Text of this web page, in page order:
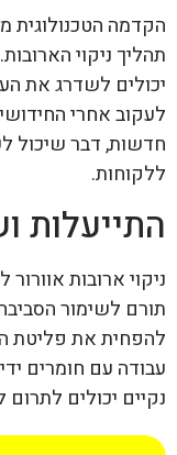
הקדמה
תהליך ניקוי
יכולים לשדרג את
לעקוב אחרי
חדשות, דבר שיכול
ללקוחות.
התייעלות
ניקוי ארובות
תורם לשימור
להפחית את פליטת
עבודה עם חומרים
נקיים יכולים